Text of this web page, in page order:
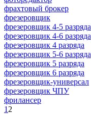
фрахтовый брокер
фрезеровщик
фрезеровщик 4-5 разряда
фрезеровщик 4-6 разряда
фрезеровщик 4 разряда
фрезеровщик 5-6 разряда
фрезеровщик 5 разряда
фрезеровщик 6 разряда
фрезеровщик-универсал
фрезеровщик ЧПУ
фрилансер
1 2